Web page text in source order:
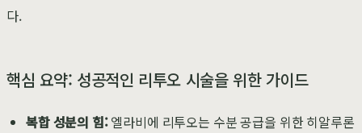
다.
핵심 요약: 성공적인 리투오 시술을 위한 가이드
복합 성분의 힘:엘라비에 리투오는 수분 공급을 위한 히알루론